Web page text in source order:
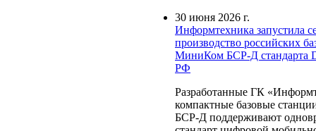
30 июня 2026 г.
Информтехника запустила
производство российских
МиниКом БСР-Д
РФ
Разработанные ГК
компактные базовые
БСР-Д поддерживают